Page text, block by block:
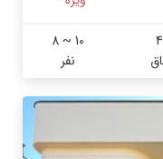
4
8 ~ 10
نفر